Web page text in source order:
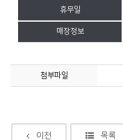
휴무일
매장정보
첨부파일
이전 목록